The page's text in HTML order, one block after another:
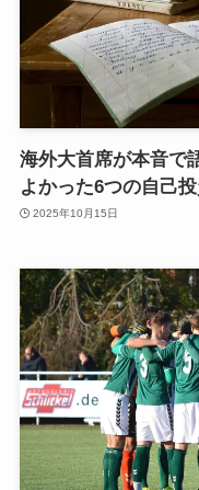
海外大首席が本音で
よかった6つの自己
2025年10月15日